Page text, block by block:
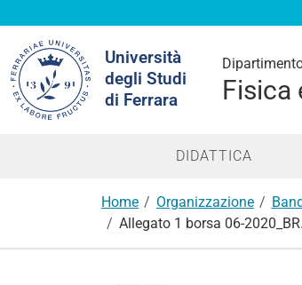
Università
degli Studi
di Ferrara
Fisica
nel
sito
DIDATTICA
Home Organizzazione
Allegato 1 borsa 06-